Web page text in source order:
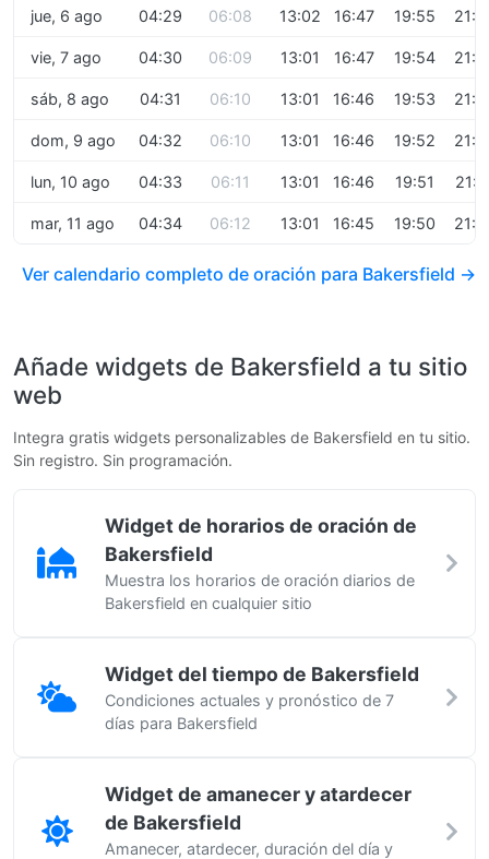
jue, 6 ago 04:29 06:08 13:02 16:47 19:55
vie, 7 ago 04:30 06:09 13:01 16:47 19:54
sáb, 8 ago 04:31 06:10 13:01 16:46 19:53
dom, 9 ago 04:32 06:10 13:01 16:46 19:52
lun, 10 ago 04:33 06:11 13:01 16:46 19:51
mar, 11 ago 04:34 06:12 13:01 16:45 19:50
Ver calendario completo de oración para Bakersfield →
Añade widgets de Bakersfield a tu sitio
web
Integra gratis widgets personalizables de Bakersfield en tu sitio.
Sin registro. Sin programación.
Widget de horarios de oración de
Bakersfield
Muestra los horarios de oración diarios de
Bakersfield en cualquier sitio
Widget del tiempo de Bakersfield
Condiciones actuales y pronóstico de 7
días para Bakersfield
Widget de amanecer y atardecer
de Bakersfield
Amanecer, atardecer, duración del día y